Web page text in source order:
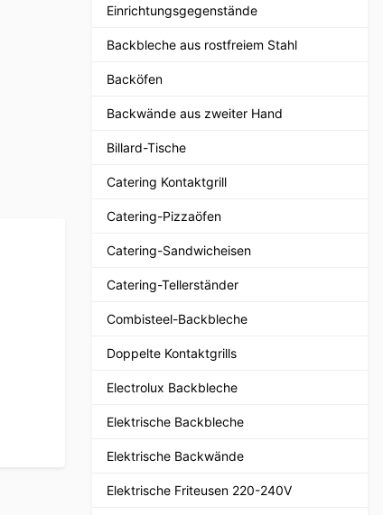
Einrichtungsgegenstände
Backbleche aus rostfreiem Stahl
Backöfen
Backwände aus zweiter Hand
Billard-Tische
Catering Kontaktgrill
Catering-Pizzaöfen
Catering-Sandwicheisen
Catering-Tellerständer
Combisteel-Backbleche
Doppelte Kontaktgrills
Electrolux Backbleche
Elektrische Backbleche
Elektrische Backwände
Elektrische Friteusen 220-240V